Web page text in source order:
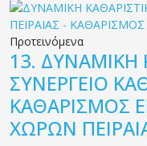
Προτεινόμενα
13. ΔΥΝΑΜΙΚΗ
ΣΥΝΕΡΓΕΙΟ
ΚΑΘΑΡΙΣΜΟΣ
ΧΩΡΩΝ